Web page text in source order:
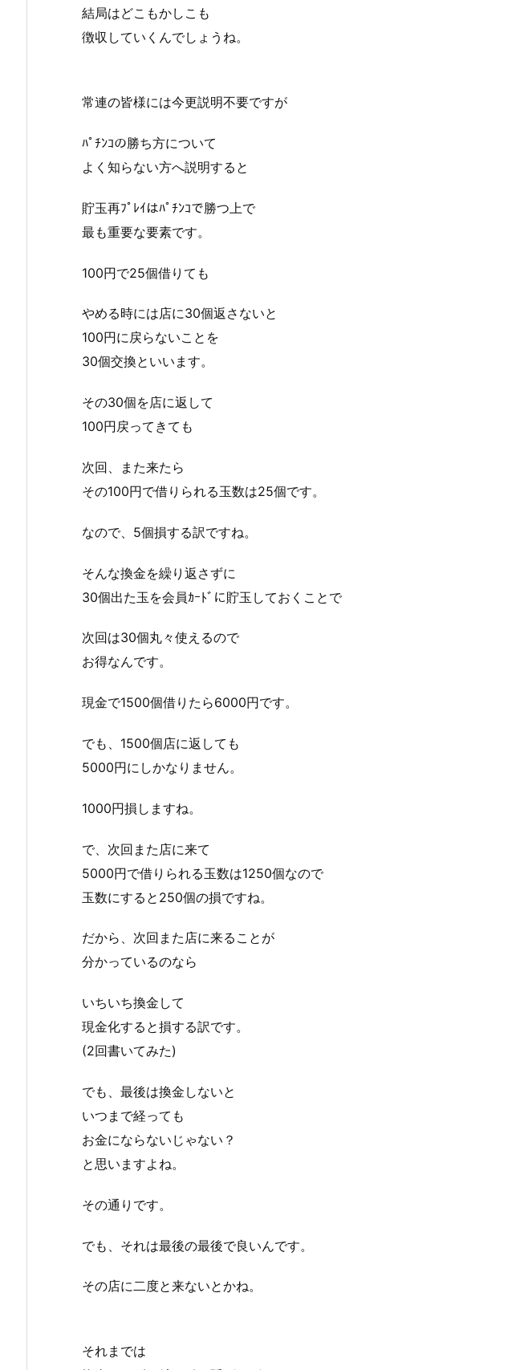
結局はどこもかしこも
徴収していくんでしょうね。
常連の皆様には今更説明不要ですが
ﾊﾟﾁﾝｺの勝ち方について
よく知らない方へ説明すると
貯玉再ﾌﾟﾚｲはﾊﾟﾁﾝｺで勝つ上で
最も重要な要素です。
100円で25個借りても
やめる時には店に30個返さないと
100円に戻らないことを
30個交換といいます。
その30個を店に返して
100円戻ってきても
次回、また来たら
その100円で借りられる玉数は25個です。
なので、5個損する訳ですね。
そんな換金を繰り返さずに
30個出た玉を会員ｶｰﾄﾞに貯玉しておくことで
次回は30個丸々使えるので
お得なんです。
現金で1500個借りたら6000円です。
でも、1500個店に返しても
5000円にしかなりません。
1000円損しますね。
で、次回また店に来て
5000円で借りられる玉数は1250個なので
玉数にすると250個の損ですね。
だから、次回また店に来ることが
分かっているのなら
いちいち換金して
現金化すると損する訳です。
(2回書いてみた)
でも、最後は換金しないと
いつまで経っても
お金にならないじゃない？
と思いますよね。
その通りです。
でも、それは最後の最後で良いんです。
その店に二度と来ないとかね。
それまでは